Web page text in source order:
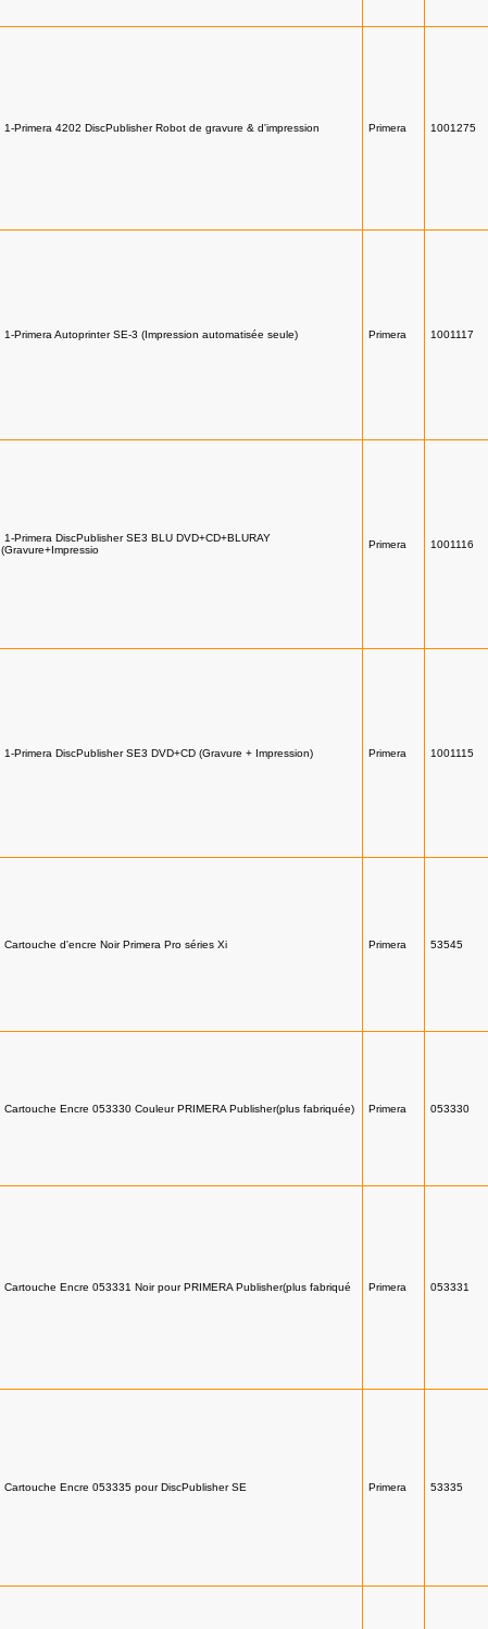
1-Primera 4202 DiscPublisher Robot de gravure & d'impression Primera 1001275
1-Primera Autoprinter SE-3 (Impression automatisée seule) Primera 1001117
1-Primera DiscPublisher SE3 BLU DVD+CD+BLURAY
(Gravure+Impressio
Primera 1001116
1-Primera DiscPublisher SE3 DVD+CD (Gravure + Impression) Primera 1001115
Cartouche d'encre Noir Primera Pro séries Xi Primera 53545
Cartouche Encre 053330 Couleur PRIMERA Publisher(plus fabriquée) Primera 053330
Cartouche Encre 053331 Noir pour PRIMERA Publisher(plus fabriqué Primera 053331
Cartouche Encre 053335 pour DiscPublisher SE Primera 53335